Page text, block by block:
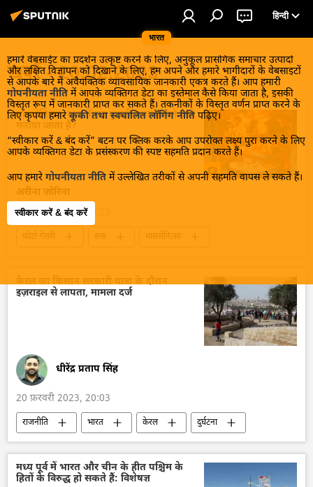
भारत
हिन्दी
हमारे वेबसाईट का प्रदर्शन उत्कृष्ट करने के लिए, अनुकूल प्रासंगिक समाचार उत्पादों
और लक्षित विज्ञापन को दिखाने के लिए, हम अपने और हमारे भागीदारों के वेबसाइटों
से आपके बारे में अवैयक्तिक व्यावसायिक जानकारी एकत्र करते हैं। आप हमारी
गोपनीयता नीति में आपके व्यक्तिगत डेटा का इस्तेमाल कैसे किया जाता है, इसकी
विस्तृत रूप में जानकारी प्राप्त कर सकते हैं। तकनीकों के विस्तृत वर्णन प्राप्त करने के
लिए कृपया हमारे कूकी तथा स्वचालित लॉगिंग नीति पढ़िए।
“स्वीकार करें & बंद करें” बटन पर क्लिक करके आप उपरोक्त लक्ष्य पुरा करने के लिए
आपके व्यक्तिगत डेटा के प्रसंस्करण की स्पष्ट सहमति प्रदान करते हैं।
आप हमारे गोपनीयता नीति में उल्लेखित तरीकों से अपनी सहमति वापस ले सकते हैं।
स्वीकार करें & बंद करें
खबरें - 20.02.2023
मासलेनित्सा: रूस में इस पुरानी समारोह को कैसे
मनाया जाता है?
अरीना ज़ोरिना
20 फ़रवरी 2023, 20:23
फ़ोटो गेलरी रूस
मासलेनित्सा
केरल का किसान सरकारी यात्रा के दौरान
इज़राइल से लापता, मामला दर्ज
धीरेंद्र प्रताप सिंह
20 फ़रवरी 2023, 20:03
राजनीति भारत केरल
दुर्घटना
इज़राइल
मध्य पूर्व में भारत और चीन के हीत पश्चिम के
हितों के विरुद्ध हो सकते हैं: विशेषज्ञ